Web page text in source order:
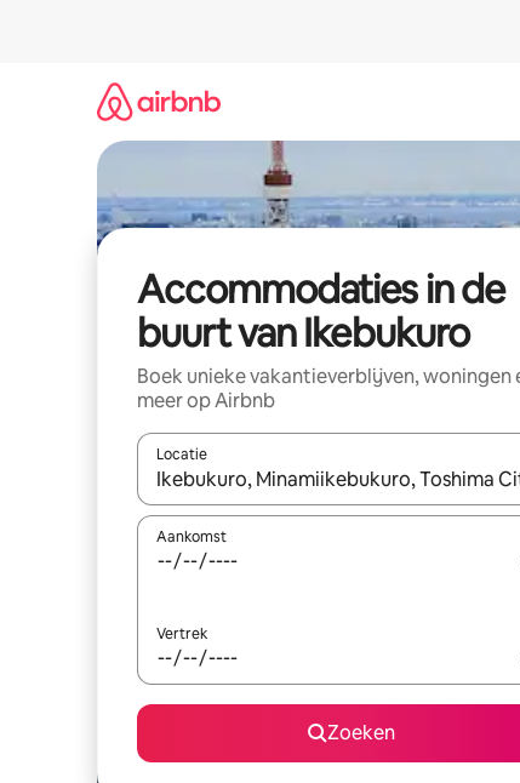
Accommodaties in de
buurt van Ikebukuro
Boek unieke vakantieverblijven, woningen
meer op Airbnb
Locatie
Wanneer er resultaten beschikbaar zijn,
Aankomst
Vertrek
Zoeken